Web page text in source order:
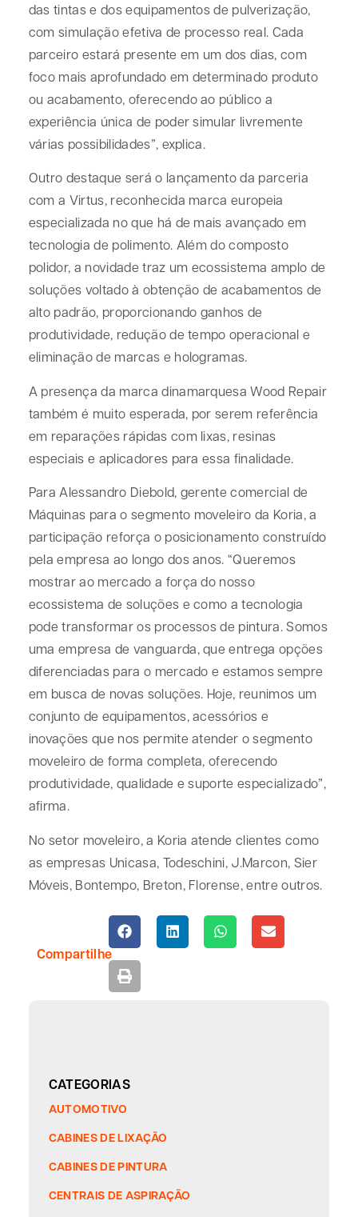
das tintas e dos equipamentos de pulverização,
com simulação efetiva de processo real. Cada
parceiro estará presente em um dos dias, com
foco mais aprofundado em determinado produto
ou acabamento, oferecendo ao público a
experiência única de poder simular livremente
várias possibilidades”, explica.
Outro destaque será o lançamento da parceria
com a Virtus, reconhecida marca europeia
especializada no que há de mais avançado em
tecnologia de polimento. Além do composto
polidor, a novidade traz um ecossistema amplo de
soluções voltado à obtenção de acabamentos de
alto padrão, proporcionando ganhos de
produtividade, redução de tempo operacional e
eliminação de marcas e hologramas.
A presença da marca dinamarquesa Wood Repair
também é muito esperada, por serem referência
em reparações rápidas com lixas, resinas
especiais e aplicadores para essa finalidade.
Para Alessandro Diebold, gerente comercial de
Máquinas para o segmento moveleiro da Koria, a
participação reforça o posicionamento construído
pela empresa ao longo dos anos. “Queremos
mostrar ao mercado a força do nosso
ecossistema de soluções e como a tecnologia
pode transformar os processos de pintura. Somos
uma empresa de vanguarda, que entrega opções
diferenciadas para o mercado e estamos sempre
em busca de novas soluções. Hoje, reunimos um
conjunto de equipamentos, acessórios e
inovações que nos permite atender o segmento
moveleiro de forma completa, oferecendo
produtividade, qualidade e suporte especializado”,
afirma.
No setor moveleiro, a Koria atende clientes como
as empresas Unicasa, Todeschini, J.Marcon, Sier
Móveis, Bontempo, Breton, Florense, entre outros.
Compartilhe
CATEGORIAS
AUTOMOTIVO
CABINES DE LIXAÇÃO
CABINES DE PINTURA
CENTRAIS DE ASPIRAÇÃO